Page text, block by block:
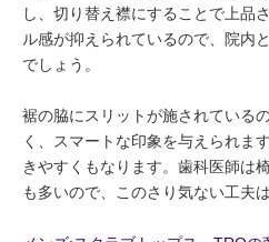
し、切り替え襟にすることで上品
ル感が抑えられているので、院内
でしょう。
裾の脇にスリットが施されている
く、スマートな印象を与えられま
きやすくもなります。歯科医師は
も多いので、このさり気ない工夫